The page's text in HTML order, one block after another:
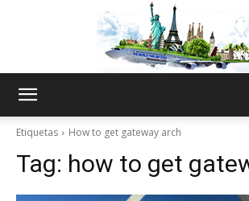
World
Etiquetas How to get gateway arch
Tag: how to get